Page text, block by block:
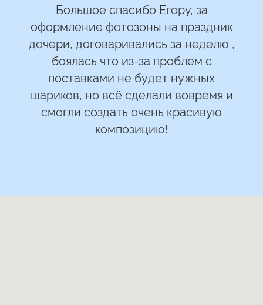
Большое спасибо Егору, за
оформление фотозоны на праздник
дочери, договаривались за неделю ,
боялась что из-за проблем с
поставками не будет нужных
шариков, но всё сделали вовремя и
смогли создать очень красивую
композицию!